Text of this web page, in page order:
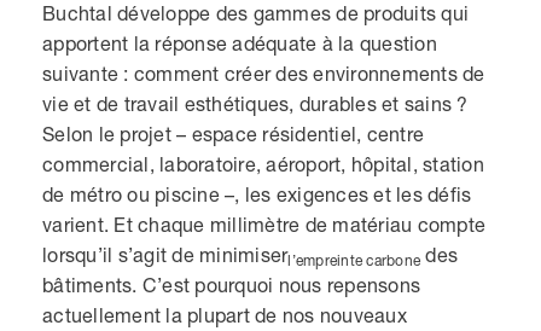
Buchtal développe des gammes de produits qui
apportent la réponse adéquate à la question
suivante : comment créer des environnements de
vie et de travail esthétiques, durables et sains ?
Selon le projet – espace résidentiel, centre
commercial, laboratoire, aéroport, hôpital, station
de métro ou piscine –, les exigences et les défis
varient. Et chaque millimètre de matériau compte
lorsqu’il s’agit de minimiserl’empreinte carbone des
bâtiments. C’est pourquoi nous repensons
actuellement la plupart de nos nouveaux